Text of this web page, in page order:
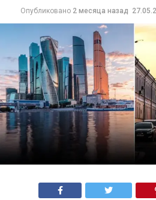
Опубликовано 2 месяца назад